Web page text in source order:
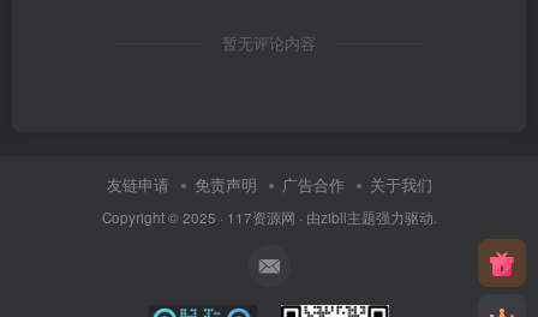
暂无评论内容
友链申请 免责声明 广告合作 关于我们
Copyright © 2025 · 117资源网 · 由zibll主题强力驱动.